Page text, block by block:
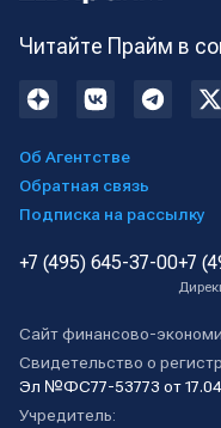
Читайте Прайм в
Об Агентстве
Обратная связь
Подписка на рассылку
+7 (495) 645-37-00+7
Сайт финансово-
Свидетельство о
Эл №ФС77-53773 от
Учредитель: